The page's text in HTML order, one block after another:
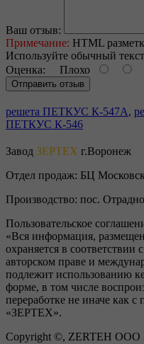
Ваш отзыв:
Примечание: HTML
Используйте обычный
Оценка: Плохо
Отправить отзыв
решета ПЕТКУС К-547А,
ПЕТКУС К-546
Завод ЗЕРТЕХ г.Воронеж
Отдел продаж: БЦ
Производство: пос.
Пользовательское
«Вся информация,
охраняется в соответствии
авторском праве и
подлежит использованию
форме, в том числе
переработке не иначе как
«ЗЕРТЕХ».
Copyright ©, ZERTEH